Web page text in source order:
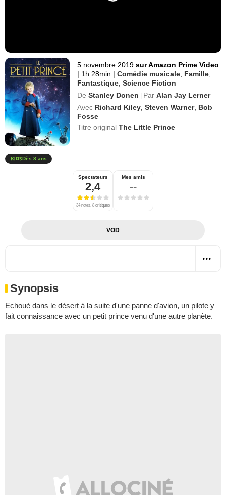
5 novembre 2019 sur Amazon Prime Video
| 1h 28min | Comédie musicale Famille
Fantastique ,Science Fiction
De Stanley Donen | Par Alan Jay Lerner
Avec Richard Kiley ,Steven Warner, Bob
Fosse
Titre originalThe Little Prince
Dès 8 ans
Spectateurs
2,4
34 notes, 8 critiques
Mes amis
--
VOD
Synopsis
Echoué dans le désert à la suite d'une panne d'avion, un pilote y
fait connaissance avec un petit prince venu d'une autre planète.